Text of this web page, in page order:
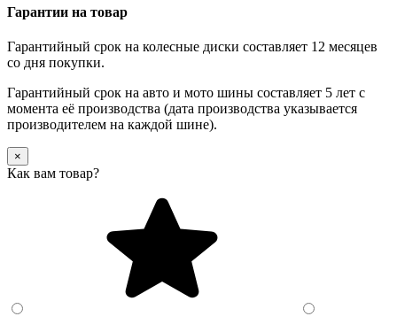
Гарантии на товар
Гарантийный срок на колесные диски составляет 12 месяцев
со дня покупки.
Гарантийный срок на авто и мото шины составляет 5 лет с
момента её производства (дата производства указывается
производителем на каждой шине).
×
Как вам товар?